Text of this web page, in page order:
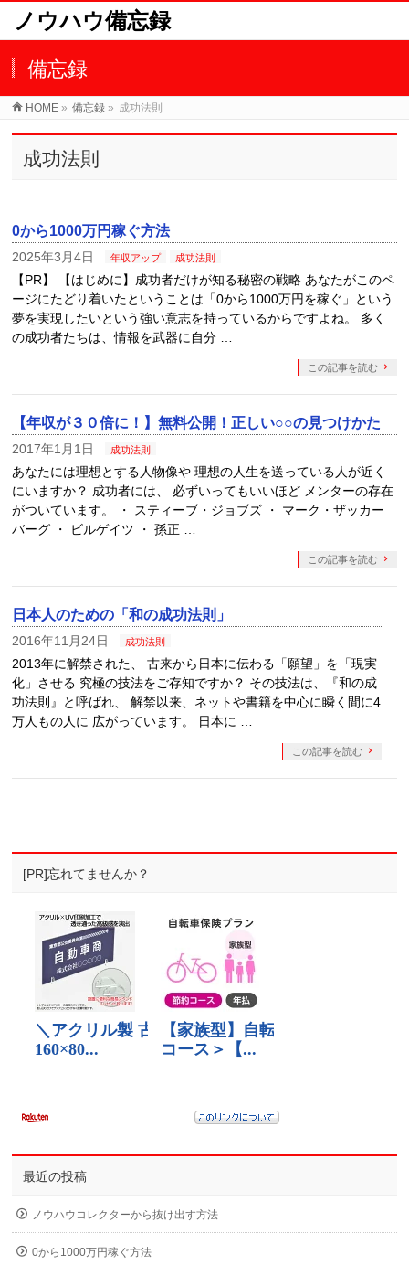
ノウハウ備忘録
備忘録
HOME » 備忘録 » 成功法則
成功法則
0から1000万円稼ぐ方法
2025年3月4日 年収アップ 成功法則
【PR】 【はじめに】成功者だけが知る秘密の戦略 あなたがこのペ
ージにたどり着いたということは「0から1000万円を稼ぐ」という
夢を実現したいという強い意志を持っているからですよね。 多く
の成功者たちは、情報を武器に自分 …
この記事を読む
【年収が３０倍に！】無料公開！正しい○○の見つけかた
2017年1月1日 成功法則
あなたには理想とする人物像や 理想の人生を送っている人が近く
にいますか？ 成功者には、 必ずいってもいいほど メンターの存在
がついています。 ・ スティーブ・ジョブズ ・ マーク・ザッカー
バーグ ・ ビルゲイツ ・ 孫正 …
この記事を読む
日本人のための「和の成功法則」
2016年11月24日 成功法則
2013年に解禁された、 古来から日本に伝わる「願望」を「現実
化」させる 究極の技法をご存知ですか？ その技法は、『和の成
功法則』と呼ばれ、 解禁以来、ネットや書籍を中心に瞬く間に4
万人もの人に 広がっています。 日本に …
この記事を読む
[PR]忘れてませんか？
最近の投稿
ノウハウコレクターから抜け出す方法
0から1000万円稼ぐ方法